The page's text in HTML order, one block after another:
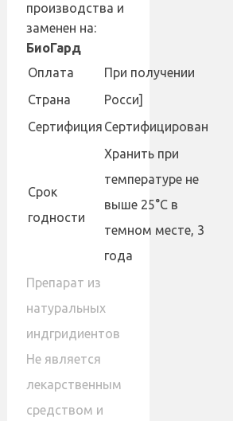
производства и
заменен на:
БиоГард
Оплата
При получении
Страна
Росси]
Сертифиция Сертифицирован
Cрок
годности
Хранить при
температуре не
выше 25°С в
темном месте, 3
года
Препарат из
натуральных
индгридиентов
Не является
лекарственным
средством и